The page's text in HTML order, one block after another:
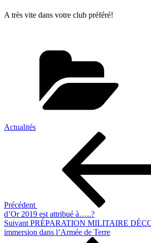
A très vite dans votre club préféré!
Actualités
Précédent
d’Or 2019 est attribué à…..?
Article
suivant
Suivant PRÉPARATION MILITAIRE
immersion dans l’Armée de Terre